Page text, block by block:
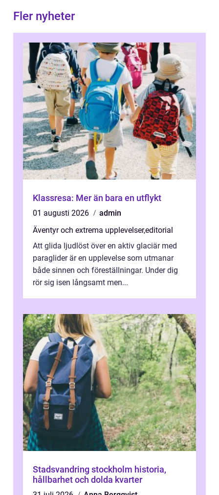
Fler nyheter
Klassresa: Mer än bara en utflykt
01 augusti 2026
admin
Äventyr och extrema upplevelser,editorial
Att glida ljudlöst över en aktiv glaciär med
paraglider är en upplevelse som utmanar
både sinnen och föreställningar. Under dig
rör sig isen långsamt men...
Stadsvandring stockholm historia,
hållbarhet och dolda kvarter